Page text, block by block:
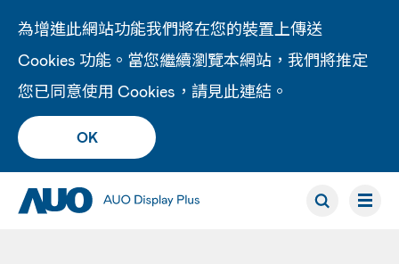
為增進此網站功能我們將在您的裝置上傳送
Cookies 功能。當您繼續瀏覽本網站，我們將推定
您已同意使用 Cookies，請見此連結 。
OK